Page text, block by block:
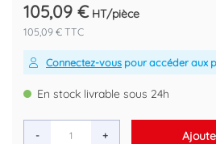
105,09 € HT/pièce
105,09 € TTC
Connectez-vous pour accéder aux
En stock livrable sous 24h
- +